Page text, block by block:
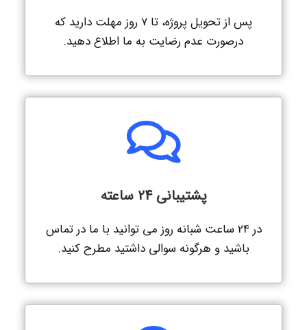
پس از تحویل پروژه، تا 7 روز مهلت دارید که
درصورت عدم رضایت به ما اطلاع دهید.
پشتیبانی 24 ساعته
در 24 ساعت شبانه روز می توانید با ما در تماس
باشید و هرگونه سوالی داشتید مطرح کنید.